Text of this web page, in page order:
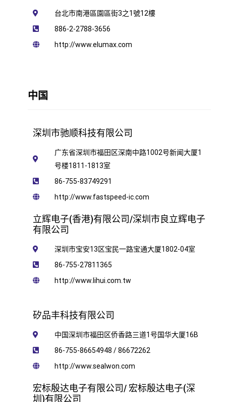
台北市南港區園區街3之1號12樓
886-2-2788-3656
http://www.elumax.com
中国
深圳市驰顺科技有限公司
广东省深圳市福田区深南中路1002号新闻大厦1
号楼1811-1813室
86-755-83749291
http://www.fastspeed-ic.com
立辉电子(香港)有限公司/深圳市良立辉电子
有限公司
深圳市宝安13区宝民一路宝通大厦1802-04室
86-755-27811365
http://www.lihui.com.tw
矽品丰科技有限公司
中国深圳市福田区侨香路三道1号国华大厦16B
86-755-86654948 / 86672262
http://www.sealwon.com
宏标殷达电子有限公司/ 宏标殷达电子(深
圳)有限公司